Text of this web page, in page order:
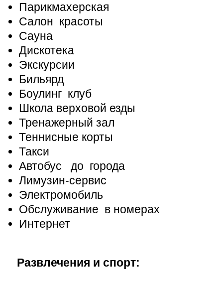
Парикмахерская
Салон красоты
Сауна
Дискотека
Экскурсии
Бильярд
Боулинг клуб
Школа верховой езды
Тренажерный зал
Теннисные корты
Такси
Автобус до города
Лимузин-сервис
Электромобиль
Обслуживание в номерах
Интернет
Развлечения и спорт: